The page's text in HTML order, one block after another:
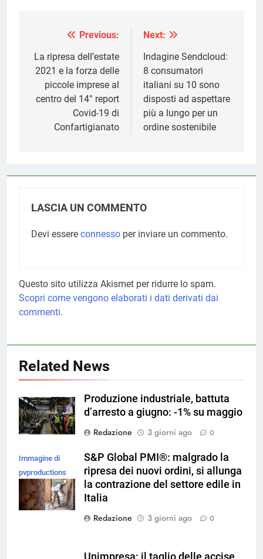
Navigazione
articoli
Previous:
La ripresa dell’estate
2021 e la forza delle
piccole imprese al
centro del 14° report
Covid-19 di
Confartigianato
Next:
Indagine Sendcloud:
8 consumatori
italiani su 10 sono
disposti ad aspettare
più a lungo per un
ordine sostenibile
LASCIA UN COMMENTO
Devi essere connesso per inviare un commento.
Questo sito utilizza Akismet per ridurre lo spam.
Scopri come vengono elaborati i dati derivati dai
commenti.
Related News
Produzione industriale, battuta
d’arresto a giugno: -1% su maggio
Redazione
3 giorni ago 0
Immagine di
pvproductions
su Magnific
S&P Global PMI®: malgrado la
ripresa dei nuovi ordini, si allunga
la contrazione del settore edile in
Italia
Redazione
3 giorni ago 0
Unimpresa: il taglio delle accise